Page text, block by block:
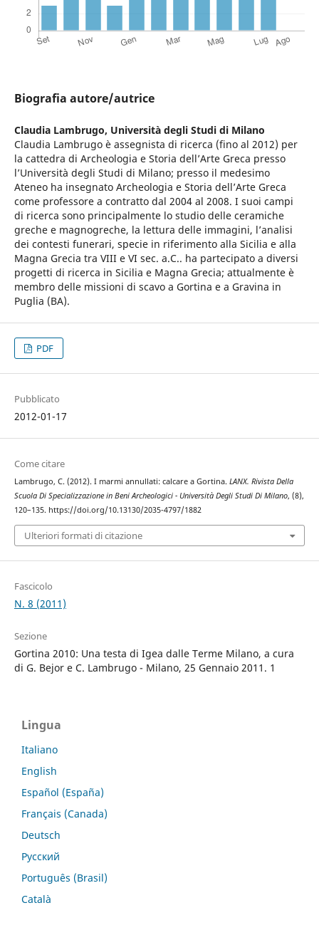
Biografia autore/autrice
Claudia Lambrugo, Università degli Studi di Milano
Claudia Lambrugo è assegnista di ricerca (fino al 2012) per
la cattedra di Archeologia e Storia dell’Arte Greca presso
l’Università degli Studi di Milano; presso il medesimo
Ateneo ha insegnato Archeologia e Storia dell’Arte Greca
come professore a contratto dal 2004 al 2008. I suoi campi
di ricerca sono principalmente lo studio delle ceramiche
greche e magnogreche, la lettura delle immagini, l’analisi
dei contesti funerari, specie in riferimento alla Sicilia e alla
Magna Grecia tra VIII e VI sec. a.C.. ha partecipato a diversi
progetti di ricerca in Sicilia e Magna Grecia; attualmente è
membro delle missioni di scavo a Gortina e a Gravina in
Puglia (BA).
PDF
Pubblicato
2012-01-17
Come citare
Lambrugo, C. (2012). I marmi annullati: calcare a Gortina. LANX. Rivista Della
Scuola Di Specializzazione in Beni Archeologici - Università Degli Studi Di Milano, (8),
120–135. https://doi.org/10.13130/2035-4797/1882
Ulteriori formati di citazione
Fascicolo
N. 8 (2011)
Sezione
Gortina 2010: Una testa di Igea dalle Terme Milano, a cura
di G. Bejor e C. Lambrugo - Milano, 25 Gennaio 2011. 1
Lingua
Italiano
English
Español (España)
Français (Canada)
Deutsch
Русский
Português (Brasil)
Català